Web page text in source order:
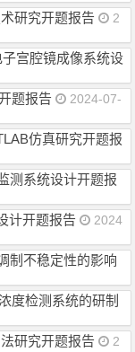
研究开题报告
2
宫腔镜成像系统设
题报告
2024-07-
仿真研究开题报
测系统设计开题报
计开题报告
2024
制不稳定性的影响
度检测系统的研制
研究开题报告
2